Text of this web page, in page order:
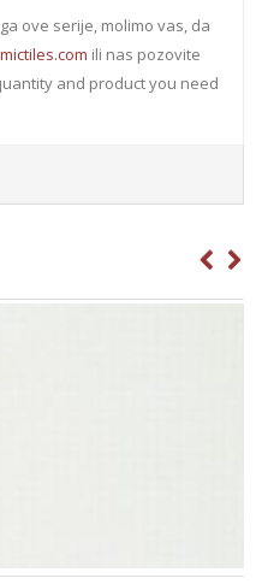
ove serije, molimo vas, da
ili nas pozovite
and product you need